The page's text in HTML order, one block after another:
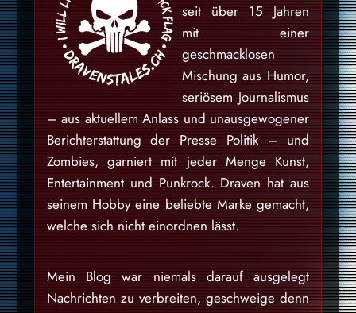
seit über 15 Jahren
mit einer
geschmacklosen
Mischung aus Humor,
seriösem Journalismus
– aus aktuellem Anlass und unausgewogener
Berichterstattung der Presse Politik – und
Zombies, garniert mit jeder Menge Kunst,
Entertainment und Punkrock. Draven hat aus
seinem Hobby eine beliebte Marke gemacht,
welche sich nicht einordnen lässt.
Mein Blog war niemals darauf ausgelegt
Nachrichten zu verbreiten, geschweige denn